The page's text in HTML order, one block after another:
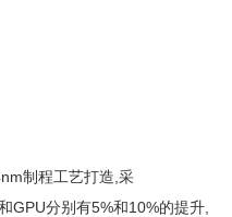
制程工艺打造,采
GPU分别有5%和10%的提升,